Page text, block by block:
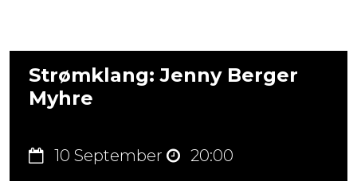
Strømklang: Jenny Berger
Myhre
10 September 20:00